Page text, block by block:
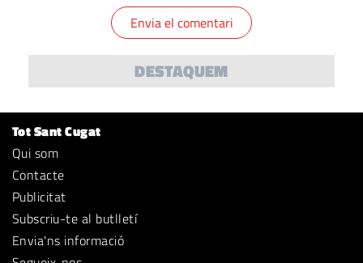
DESTAQUEM
Tot Sant Cugat
Qui som
Contacte
Publicitat
Subscriu-te al butlletí
Envia'ns informació